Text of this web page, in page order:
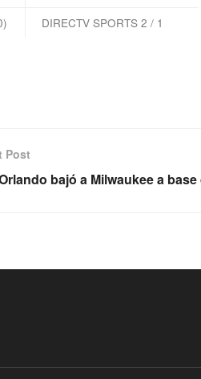
DIRECTV SPORTS 2 / 1
Post
bajó a Milwaukee a